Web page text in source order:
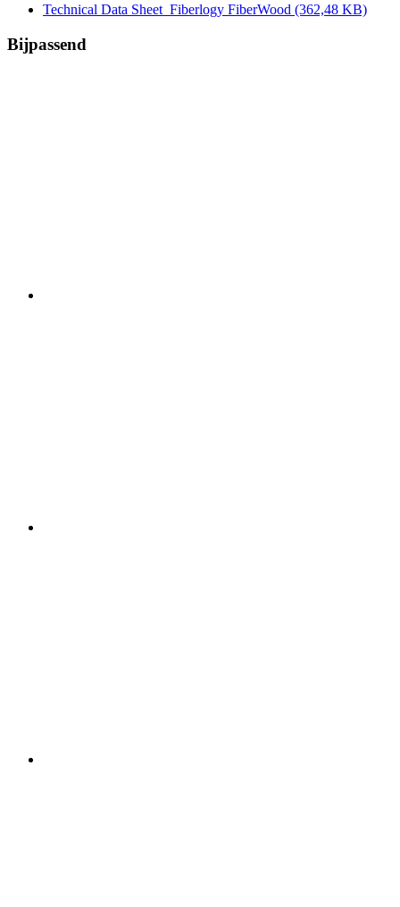
Technical Data Sheet_Fiberlogy FiberWood (362,48 KB)
Bijpassend